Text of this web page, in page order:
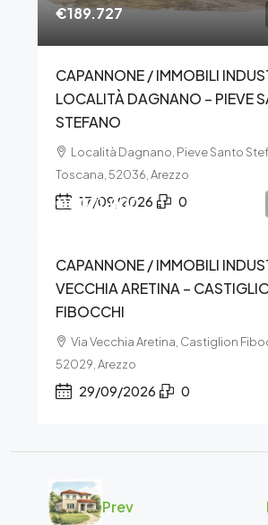
€189.727
CAPANNONE / IMMOBILI
LOCALITÀ DAGNANO – PIEVE
STEFANO
Località Dagnano, Pieve Santo
Toscana, 52036, Arezzo
17/09/2026 0
€1.071.000
CAPANNONE / IMMOBILI
VECCHIA ARETINA –
FIBOCCHI
Via Vecchia Aretina, Castiglion
52029, Arezzo
29/09/2026 0
Prev